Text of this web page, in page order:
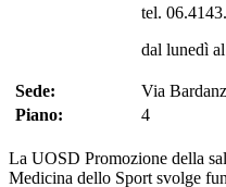
tel.
dal lunedì
Sede:
Via
Piano:
4
La UOSD Promozione della
Medicina dello Sport svolge